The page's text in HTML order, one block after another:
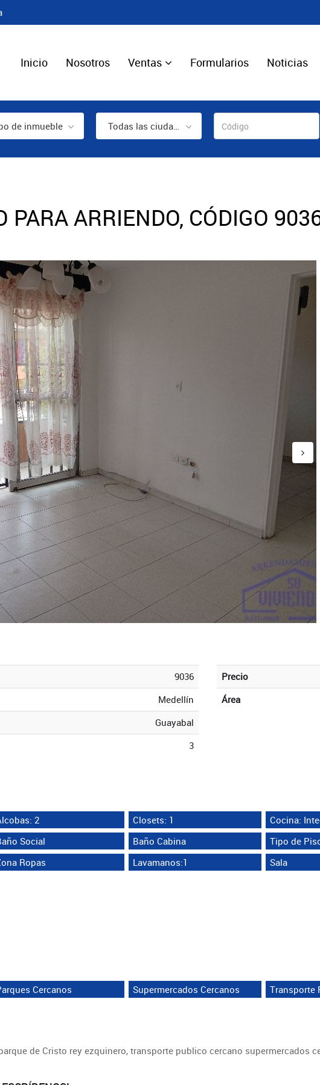
Inicio Nosotros Ventas Formularios Noticias
de inmueble Todas las ciudades
PARA ARRIENDO, CÓDIGO
9036
Medellín
Guayabal
3
Precio
Área
2 Closets: 1 Cocina:
Social Baño Cabina Tipo de
Ropas Lavamanos:1 Sala
Cercanos Supermercados Cercanos Transporte
de Cristo rey ezquinero, transporte publico cercano supermercados